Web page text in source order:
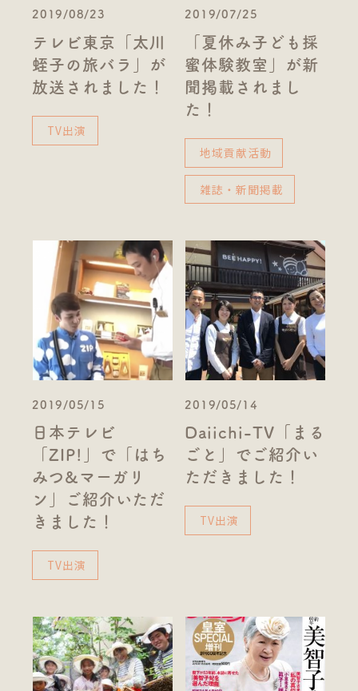
2019/08/23
テレビ東京「太川
蛭子の旅バラ」が
放送されました！
TV出演
2019/07/25
「夏休み子ども採
蜜体験教室」が新
聞掲載されまし
た！
地域貢献活動
雑誌・新聞掲載
2019/05/15
日本テレビ
「ZIP!」で「はち
みつ&マーガリ
ン」ご紹介いただ
きました！
TV出演
2019/05/14
Daiichi-TV「まる
ごと」でご紹介い
ただきました！
TV出演